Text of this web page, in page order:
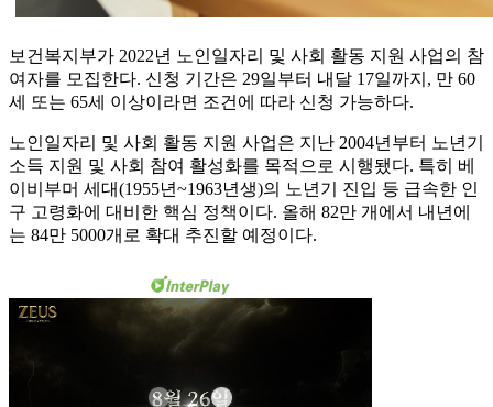
보건복지부가 2022년 노인일자리 및 사회 활동 지원 사업의 참
여자를 모집한다. 신청 기간은 29일부터 내달 17일까지, 만 60
세 또는 65세 이상이라면 조건에 따라 신청 가능하다.
노인일자리 및 사회 활동 지원 사업은 지난 2004년부터 노년기
소득 지원 및 사회 참여 활성화를 목적으로 시행됐다. 특히 베
이비부머 세대(1955년~1963년생)의 노년기 진입 등 급속한 인
구 고령화에 대비한 핵심 정책이다. 올해 82만 개에서 내년에
는 84만 5000개로 확대 추진할 예정이다.